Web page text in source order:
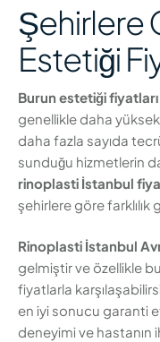
Şehirlere
Estetiği
Burun estetiği
genellikle daha
daha fazla sayıda
sunduğu hizmetlerin
rinoplasti İstanbul
şehirlere göre farklılık
Rinoplasti İstanbul
gelmiştir ve özellikle
fiyatlarla
en iyi sonucu garanti
deneyimi ve hastanın